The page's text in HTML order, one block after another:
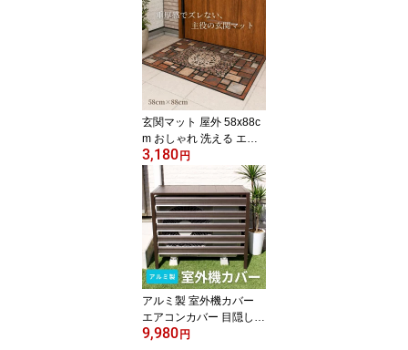
タンド 花壇 組み立て簡
単 花台 インテリア おし
ゃれ PSG10-BK
玄関マット 屋外 58x88c
m おしゃれ 洗える エン
トランスマット 泥落とし
大判 ラバー ゴム 滑り止
め 滑らない 泥除け ゴム
製 H-2067
3,180 円
アルミ製 室外機カバー
エアコンカバー 目隠し
ルーバー 室外機 ラック
9,980 円